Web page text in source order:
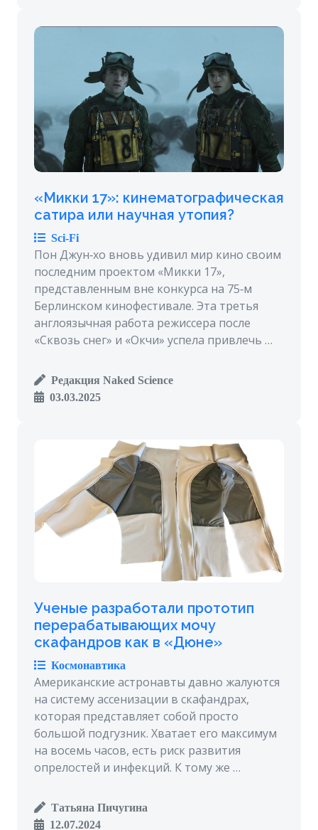
«Микки 17»: кинематографическая
сатира или научная утопия?
Sci-Fi
Пон Джун‑хо вновь удивил мир кино своим
последним проектом «Микки 17»,
представленным вне конкурса на 75‑м
Берлинском кинофестивале. Эта третья
англоязычная работа режиссера после
«Сквозь снег» и «Окчи» успела привлечь …
Редакция Naked Science
03.03.2025
Ученые разработали прототип
перерабатывающих мочу
скафандров как в «Дюне»
Космонавтика
Американские астронавты давно жалуются
на систему ассенизации в скафандрах,
которая представляет собой просто
большой подгузник. Хватает его максимум
на восемь часов, есть риск развития
опрелостей и инфекций. К тому же …
Татьяна Пичугина
12.07.2024